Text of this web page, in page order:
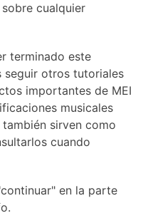
cualquier
terminado este
seguir otros tutoriales
importantes de MEI
musicales
sirven como
cuando
en la parte